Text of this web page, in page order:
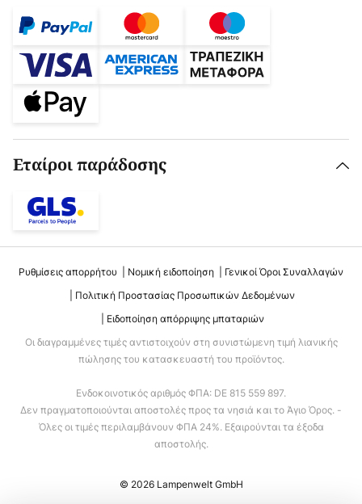
Εταίροι παράδοσης
Ρυθμίσεις απορρήτου Νομική ειδοποίηση
Γενικοί Όροι Συναλλαγών
Πολιτική Προστασίας Προσωπικών Δεδομένων
Ειδοποίηση απόρριψης μπαταριών
Οι διαγραμμένες τιμές αντιστοιχούν στη συνιστώμενη τιμή λιανικής
πώλησης του κατασκευαστή του προϊόντος.
Ενδοκοινοτικός αριθμός ΦΠΑ: DE 815 559 897.
Δεν πραγματοποιούνται αποστολές προς τα νησιά και το Άγιο Όρος. -
Όλες οι τιμές περιλαμβάνουν ΦΠΑ 24%. Εξαιρούνται τα έξοδα
αποστολής.
© 2026 Lampenwelt GmbH